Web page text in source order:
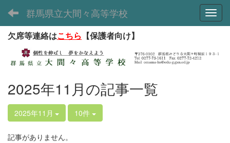
群馬県立大間々高等学校
欠席等連絡はこちら 【保護者向け】
2025年11月の記事一覧
2025年11月 10件
記事がありません。